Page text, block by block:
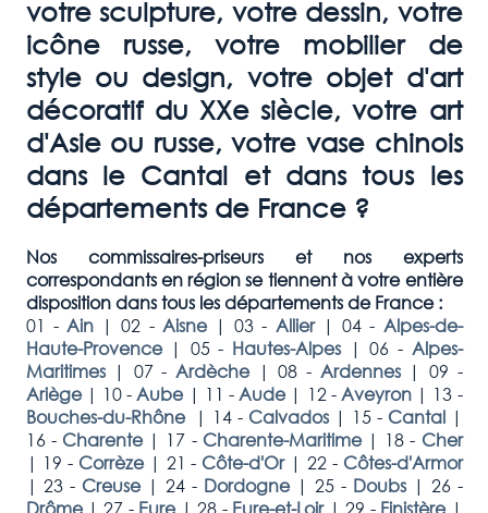
votre sculpture, votre dessin, votre
icône russe, votre mobilier de
style ou design, votre objet d'art
décoratif du XXe siècle, votre art
d'Asie ou russe, votre vase chinois
dans le Cantal et dans tous les
départements de France ?
Nos commissaires-priseurs et nos experts
correspondants en région se tiennent à votre entière
disposition dans tous les départements de France :
01 - Ain| 02 - Aisne| 03 - Allier| 04 - Alpes-de-
Haute-Provence | 05 - Hautes-Alpes |06 - Alpes-
Maritimes | 07 -Ardèche |08 - Ardennes | 09 -
Ariège | 10 -Aube | 11 -Aude | 12 -Aveyron | 13 -
Bouches-du-Rhône
| 14 - Calvados | 15 - Cantal |
16 - Charente | 17 - Charente-Maritime | 18 - Cher
| 19 - Corrèze | 21 - Côte-d'Or | 22 - Côtes-d'Armor
|23 - Creuse |24 - Dordogne | 25 - Doubs | 26 -
Drôme |27 - Eure |28 - Eure-et-Loir |29 - Finistère |